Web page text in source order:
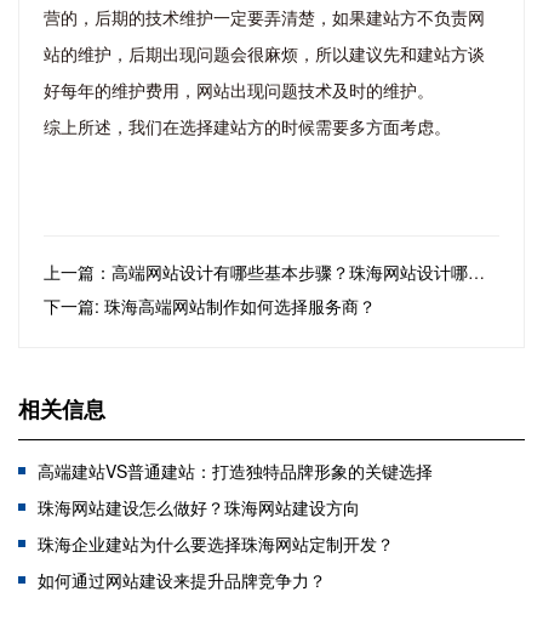
营的，后期的技术维护一定要弄清楚，如果建站方不负责网
站的维护，后期出现问题会很麻烦，所以建议先和建站方谈
好每年的维护费用，网站出现问题技术及时的维护。
综上所述，我们在选择建站方的时候需要多方面考虑。
上一篇：高端网站设计有哪些基本步骤？珠海网站设计哪家好？
下一篇: 珠海高端网站制作如何选择服务商？
相关信息
高端建站VS普通建站：打造独特品牌形象的关键选择
珠海网站建设怎么做好？珠海网站建设方向
珠海企业建站为什么要选择珠海网站定制开发？
​如何通过网站建设来提升品牌竞争力？